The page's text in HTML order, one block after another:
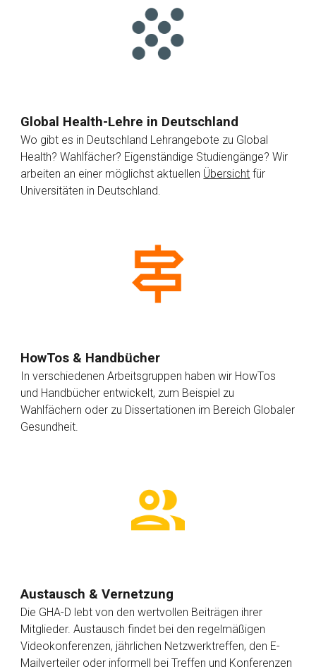
Global Health-Lehre in Deutschland
Wo gibt es in Deutschland Lehrangebote zu Global
Health? Wahlfächer? Eigenständige Studiengänge? Wir
arbeiten an einer möglichst aktuellen Übersicht für
Universitäten in Deutschland.
HowTos & Handbücher
In verschiedenen Arbeitsgruppen haben wir HowTos
und Handbücher entwickelt, zum Beispiel zu
Wahlfächern oder zu Dissertationen im Bereich Globaler
Gesundheit.
Austausch & Vernetzung
Die GHA-D lebt von den wertvollen Beiträgen ihrer
Mitglieder. Austausch findet bei den regelmäßigen
Videokonferenzen, jährlichen Netzwerktreffen, den E-
Mailverteiler oder informell bei Treffen und Konferenzen